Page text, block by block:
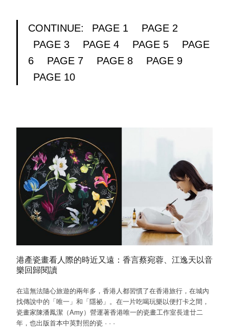
CONTINUE: PAGE 1
PAGE 2
PAGE 3
PAGE 4 PAGE 5
PAGE
6
PAGE 7 PAGE 8
PAGE 9
PAGE 10
港產瓷畫看人際的時近又遠：香言蔡宛蓉、江逸天以音
樂回歸閱讀
在這無法隨心旅遊的兩年多，香港人都習慣了在香港旅行，在城內
找傳說中的「唯一」和「隱祕」。在一片吃喝玩樂以便打卡之間，
瓷畫家陳潘鳳潔（Amy）營運著香港唯一的瓷畫工作室長達廿二
年，也出版首本中英對照的瓷 · · ·